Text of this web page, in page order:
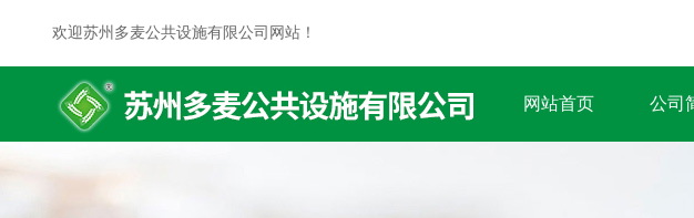
欢迎苏州多麦公共设施有限公司网站！
网站首页 公司